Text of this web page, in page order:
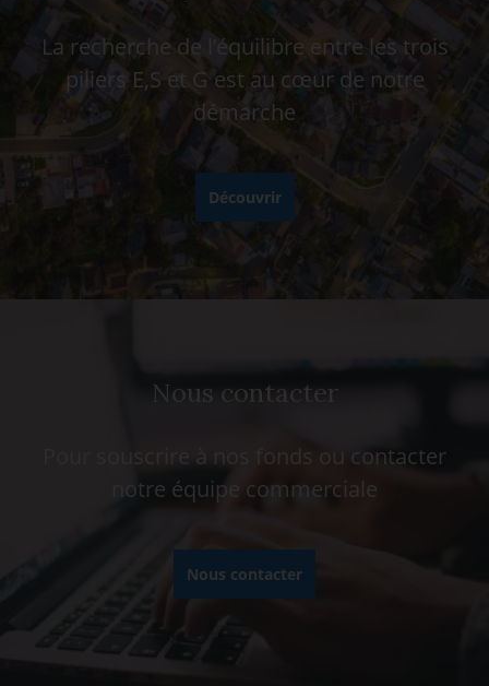
La recherche de l’équilibre entre les trois
piliers E,S et G est au cœur de notre
démarche
Découvrir
Nous contacter
Pour souscrire à nos fonds ou contacter
notre équipe commerciale
Nous contacter